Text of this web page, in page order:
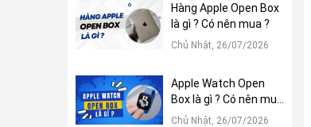
Hàng Apple Open Box
là gì ? Có nên mua ?
Chủ Nhật, 26/07/2026
Apple Watch Open
Box là gì ? Có nên mua
?
Chủ Nhật, 26/07/2026